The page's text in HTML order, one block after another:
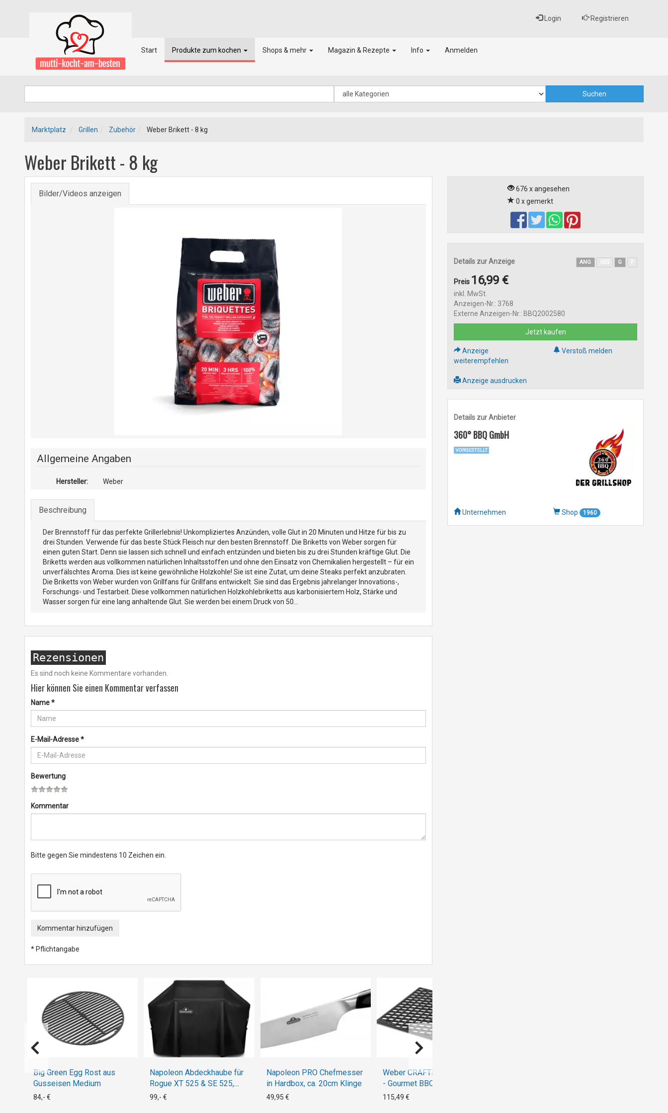
Login Registrieren
Start Produkte zum kochen Shops & mehr Magazin & Rezepte Info Anmelden
Marktplatz Grillen Zubehör Weber Brikett - 8 kg
Weber Brikett - 8 kg
Bilder/Videos anzeigen
Allgemeine Angaben
Hersteller: Weber
Beschreibung
Der Brennstoff für das perfekte Grillerlebnis! Unkompliziertes Anzünden, volle Glut in 20 Minuten und Hitze für bis zu
drei Stunden. Verwende für das beste Stück Fleisch nur den besten Brennstoff. Die Briketts von Weber sorgen für
einen guten Start. Denn sie lassen sich schnell und einfach entzünden und bieten bis zu drei Stunden kräftige Glut. Die
Briketts werden aus vollkommen natürlichen Inhaltsstoffen und ohne den Einsatz von Chemikalien hergestellt – für ein
unverfälschtes Aroma. Dies ist keine gewöhnliche Holzkohle! Sie ist eine Zutat, um deine Steaks perfekt anzubraten.
Die Briketts von Weber wurden von Grillfans für Grillfans entwickelt. Sie sind das Ergebnis jahrelanger Innovations-,
Forschungs- und Testarbeit. Diese vollkommen natürlichen Holzkohlebriketts aus karbonisiertem Holz, Stärke und
Wasser sorgen für eine lang anhaltende Glut. Sie werden bei einem Druck von 50...
Rezensionen
Es sind noch keine Kommentare vorhanden.
Hier können Sie einen Kommentar verfassen
Name*
E-Mail-Adresse*
Bewertung
Kommentar
Bitte gegen Sie mindestens 10 Zeichen ein.
Kommentar hinzufügen
* Pflichtangabe
Big Green Egg Rost aus
Gusseisen Medium
84,- €
Napoleon Abdeckhaube für
Rogue XT 525 & SE 525,
Seitentische hochgeklappt
99,- €
Napoleon PRO Chefmesser
in Hardbox, ca. 20cm Klinge
49,95 €
Weber CRAFTED Sear Grate
- Gourmet BBQ System
115,49 €
676 x angesehen
0 x gemerkt
Details zur Anzeige ANG G
Preis 16,99 €
inkl. MwSt.
Anzeigen-Nr.: 3768
Externe Anzeigen-Nr.: BBQ2002580
Jetzt kaufen
Anzeige
weiterempfehlen
Verstoß melden
Anzeige ausdrucken
Details zur Anbieter
360° BBQ GmbH
Unternehmen Shop 1960